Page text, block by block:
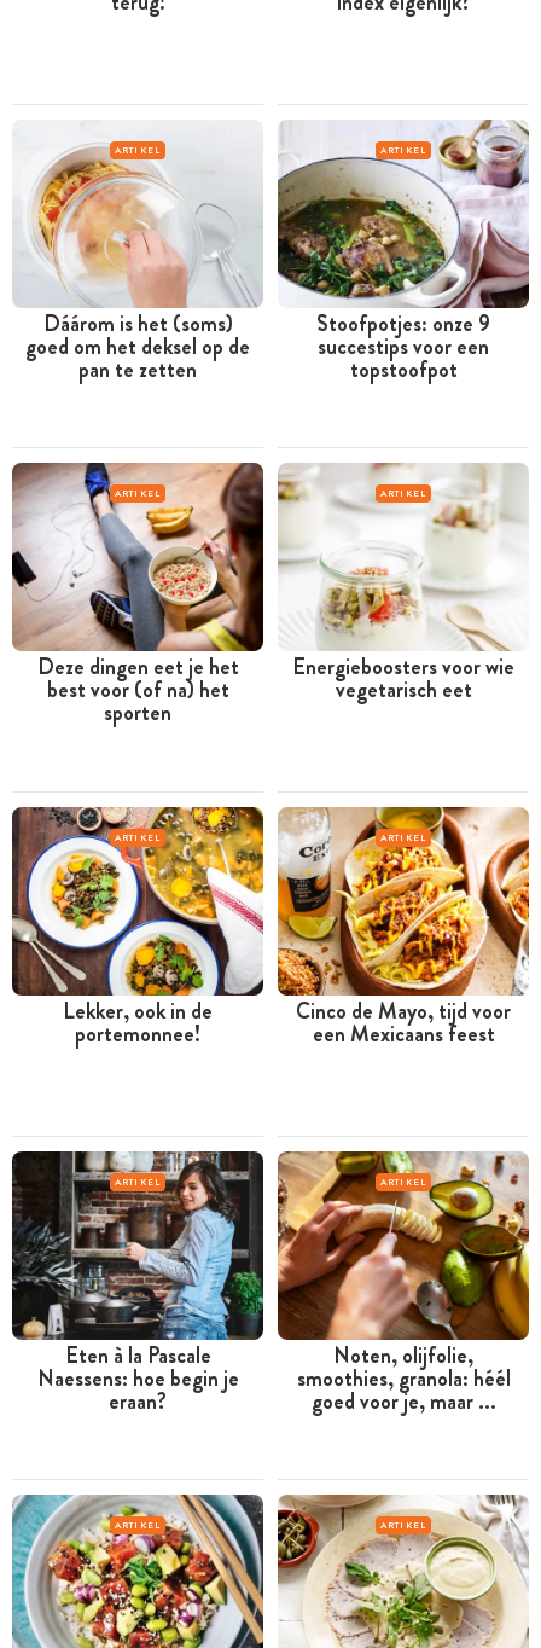
ARTIKEL
Dáárom is het (soms)
goed om het deksel op de
pan te zetten
ARTIKEL
Stoofpotjes: onze 9
succestips voor een
topstoofpot
ARTIKEL
Deze dingen eet je het
best voor (of na) het
sporten
ARTIKEL
Energieboosters voor wie
vegetarisch eet
ARTIKEL
Lekker, ook in de
portemonnee!
ARTIKEL
Cinco de Mayo, tijd voor
een Mexicaans feest
ARTIKEL
Eten à la Pascale
Naessens: hoe begin je
eraan?
ARTIKEL
Noten, olijfolie,
smoothies, granola: héél
goed voor je, maar ...
ARTIKEL ARTIKEL